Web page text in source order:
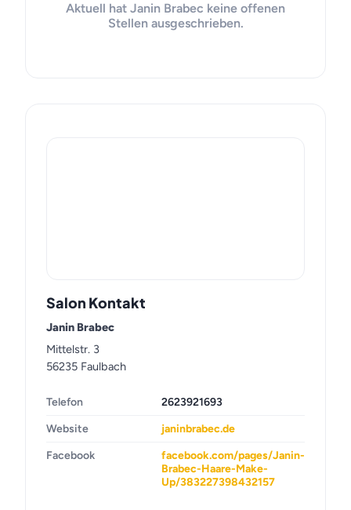
Aktuell hat Janin Brabec keine offenen
Stellen ausgeschrieben.
Salon Kontakt
Janin Brabec
Mittelstr. 3
56235 Faulbach
Telefon
2623921693
Website
janinbrabec.de
Facebook
facebook.com/pages/Janin-
Brabec-Haare-Make-
Up/383227398432157